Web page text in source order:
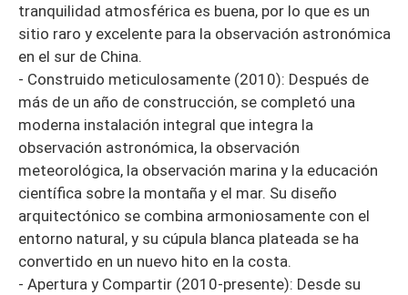
tranquilidad atmosférica es buena, por lo que es un
sitio raro y excelente para la observación astronómica
en el sur de China.
- Construido meticulosamente (2010): Después de
más de un año de construcción, se completó una
moderna instalación integral que integra la
observación astronómica, la observación
meteorológica, la observación marina y la educación
científica sobre la montaña y el mar. Su diseño
arquitectónico se combina armoniosamente con el
entorno natural, y su cúpula blanca plateada se ha
convertido en un nuevo hito en la costa.
- Apertura y Compartir (2010-presente): Desde su